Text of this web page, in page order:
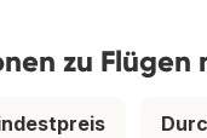
zu Flügen